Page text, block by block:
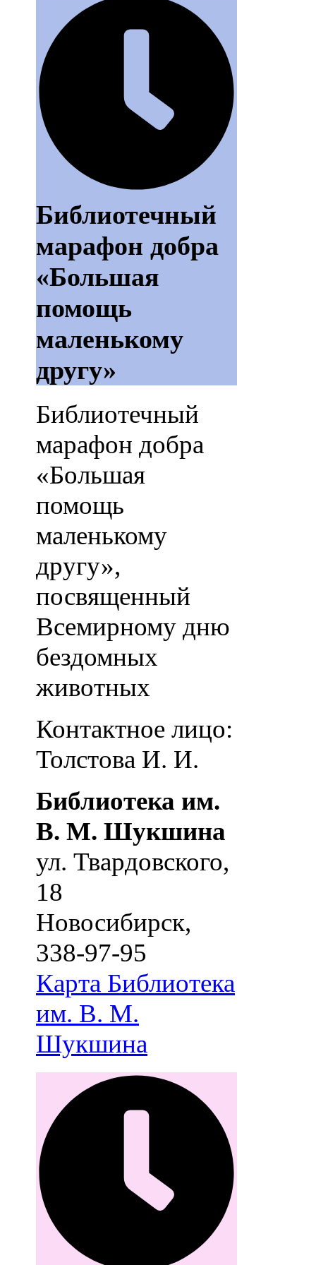
Библиотечный
марафон добра
«Большая
помощь
маленькому
другу»
Библиотечный
марафон добра
«Большая
помощь
маленькому
другу»,
посвященный
Всемирному дню
бездомных
животных
Контактное лицо:
Толстова И. И.
Библиотека им.
В. М. Шукшина
ул. Твардовского,
18
Новосибирск,
338-97-95
Карта Библиотека
им. В. М.
Шукшина